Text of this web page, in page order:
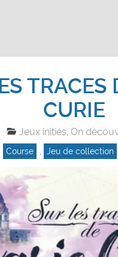
TRACES
CURIE
Jeux initiés On
Course Jeu de collection